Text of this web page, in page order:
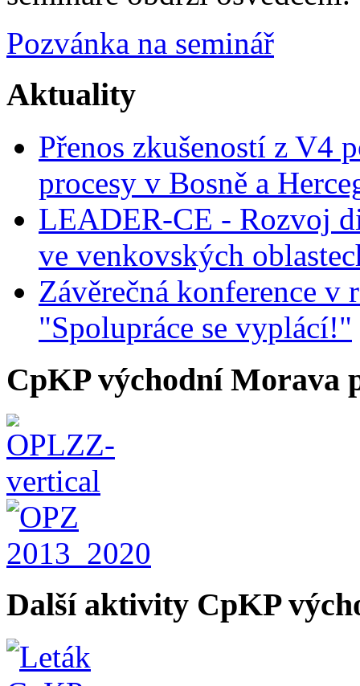
Pozvánka na seminář
Aktuality
Přenos zkušeností z V4
procesy v Bosně a
LEADER-CE - Rozvoj
ve venkovských
Závěrečná konference v
"Spolupráce se vyplácí!"
CpKP východní Morava
Další aktivity CpKP